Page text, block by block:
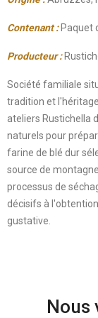
Contenant:Paquet
Producteur:
Société familiale
tradition et
ateliers Rustichella
naturels pour
farine de blé dur
source de
processus de
décisifs à
gustative.
Nous